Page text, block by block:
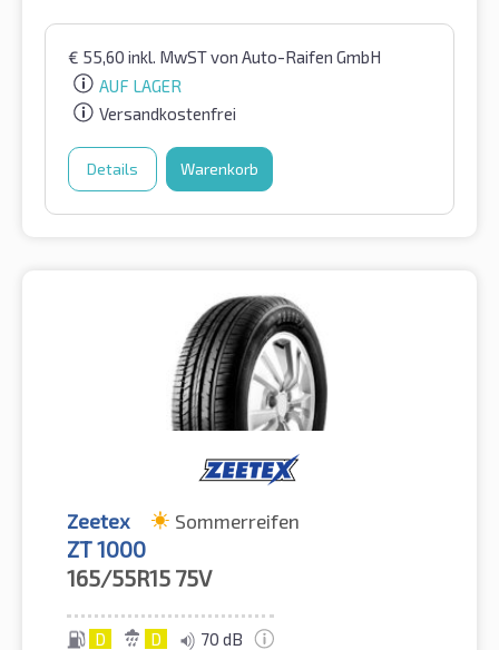
€ 55,60 inkl. MwSTvon Auto-Raifen GmbH
AUF LAGER
Versandkostenfrei
Details Warenkorb
Zeetex Sommerreifen
ZT 1000
165/55R15 75V
D D 70 dB